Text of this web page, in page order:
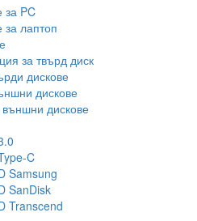
за PC
за лаптоп
за твърд диск
дискове
дискове
дискове
C
Samsung
SanDisk
Transcend